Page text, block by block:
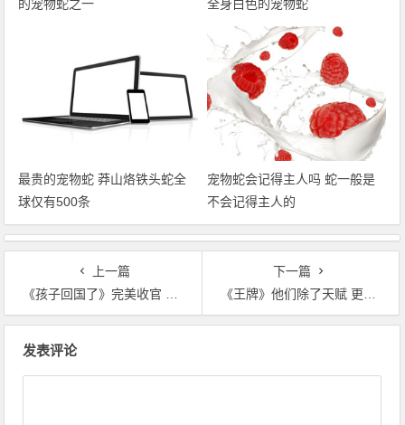
的宠物蛇之一
全身白色的宠物蛇
最贵的宠物蛇 莽山烙铁头蛇全
球仅有500条
宠物蛇会记得主人吗 蛇一般是
不会记得主人的
上一篇
《孩子回国了》完美收官 白威颠覆表演成亮点
下一篇
《王牌》他们除了天赋 更重要在于努力坚持
发表评论